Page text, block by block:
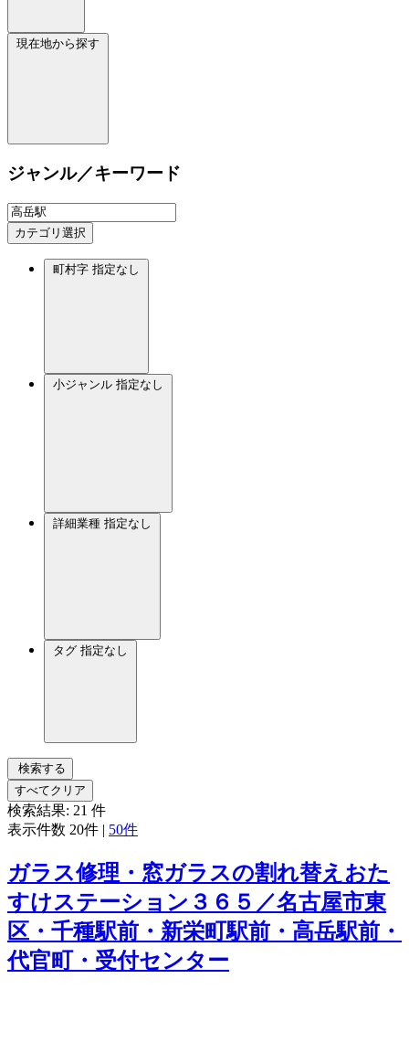
現在地から探す
ジャンル／キーワード
カテゴリ選択
町村字 指定なし
小ジャンル 指定なし
詳細業種 指定なし
タグ 指定なし
検索する
すべてクリア
検索結果: 21 件
表示件数 20件 | 50件
ガラス修理・窓ガラスの割れ替えおた
すけステーション３６５／名古屋市東
区・千種駅前・新栄町駅前・高岳駅前・
代官町・受付センター